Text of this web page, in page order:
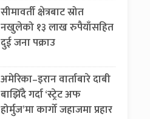
सीमावर्ती क्षेत्रबाट स्रोत
नखुलेको १३ लाख रुपैयाँसहित
दुई जना पक्राउ
अमेरिका–इरान वार्ताबारे दाबी
बाझिँदै गर्दा ‘स्ट्रेट अफ
होर्मुज’मा कार्गो जहाजमा प्रहार